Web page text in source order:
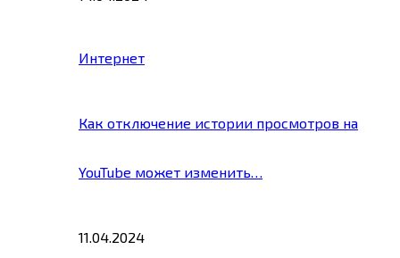
Интернет
Как отключение истории просмотров на
YouTube может изменить…
11.04.2024